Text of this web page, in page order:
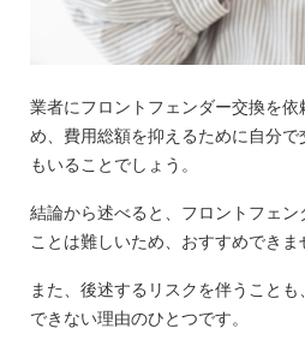
業者にフロントフェンダー交換を
め、費用総額を抑えるために自分
もいることでしょう。
結論から述べると、フロントフェ
ことは難しいため、おすすめできま
また、後述するリスクを伴うこと
できない理由のひとつです。